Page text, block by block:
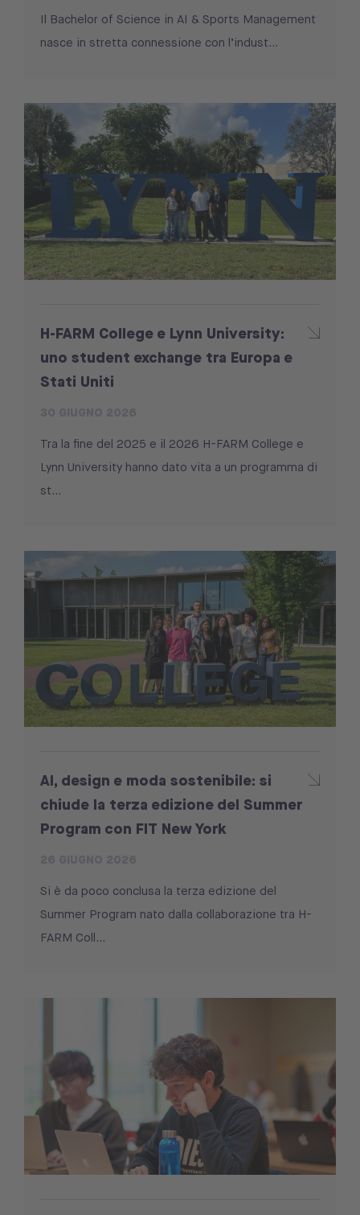
Il Bachelor of Science in AI & Sports Management
nasce in stretta connessione con l’indust...
H-FARM College e Lynn University:
uno student exchange tra Europa e
Stati Uniti
Tra la fine del 2025 e il 2026 H-FARM College e
Lynn University hanno dato vita a un programma di
st...
AI, design e moda sostenibile: si
chiude la terza edizione del Summer
Program con FIT New York
Si è da poco conclusa la terza edizione del
Summer Program nato dalla collaborazione tra H-
FARM Coll...